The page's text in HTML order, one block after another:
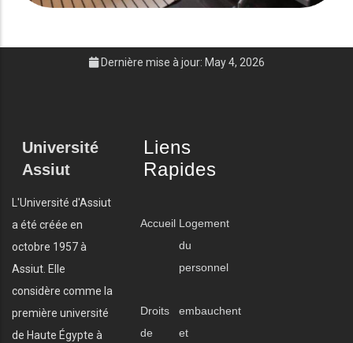
Dernière mise à jour: May 4, 2026
Université
Assiut
L'Université d'Assiut
a été créée en
octobre 1957 à
Assiut. Elle
considère comme la
première université
de Haute Égypte à
Liens
Rapides
Accueil Logement
du
personnel
Droits
de
embauchent
et